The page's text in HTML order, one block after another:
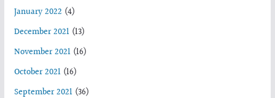
January 2022 (4)
December 2021(13)
November 2021(16)
October 2021(16)
September 2021(36)